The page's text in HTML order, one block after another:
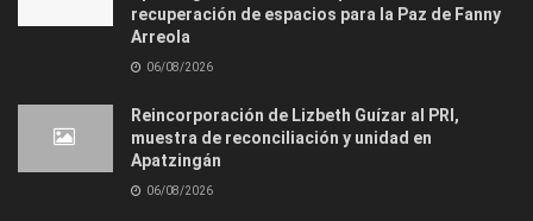
recuperación de espacios para la Paz de Fanny
Arreola
06/08/2026
Reincorporación de Lizbeth Guízar al PRI,
muestra de reconciliación y unidad en
Apatzingán
06/08/2026